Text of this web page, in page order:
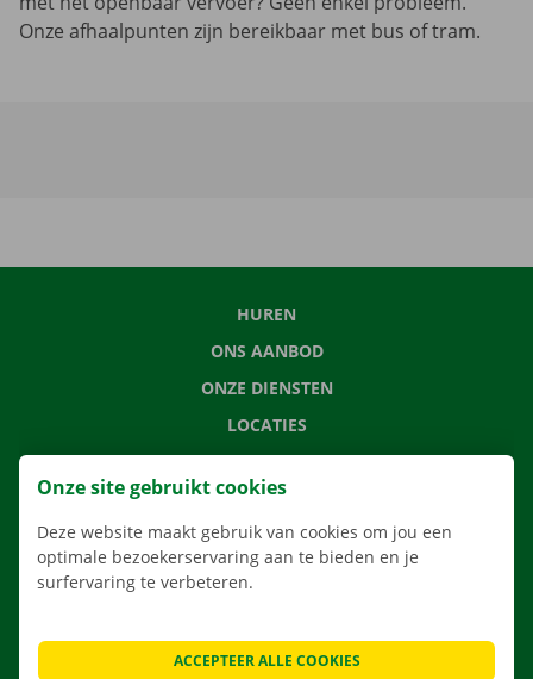
Onze afhaalpunten zijn bereikbaar met bus of tram.
HUREN
ONS AANBOD
ONZE DIENSTEN
LOCATIES
APP
VERHUISOPLOSSINGEN
VEELGESTELDE VRAGEN
Onze site gebruikt cookies
Deze website maakt gebruik van cookies om jou een
optimale bezoekerservaring aan te bieden en je
surfervaring te verbeteren.
ACCEPTEER ALLE COOKIES